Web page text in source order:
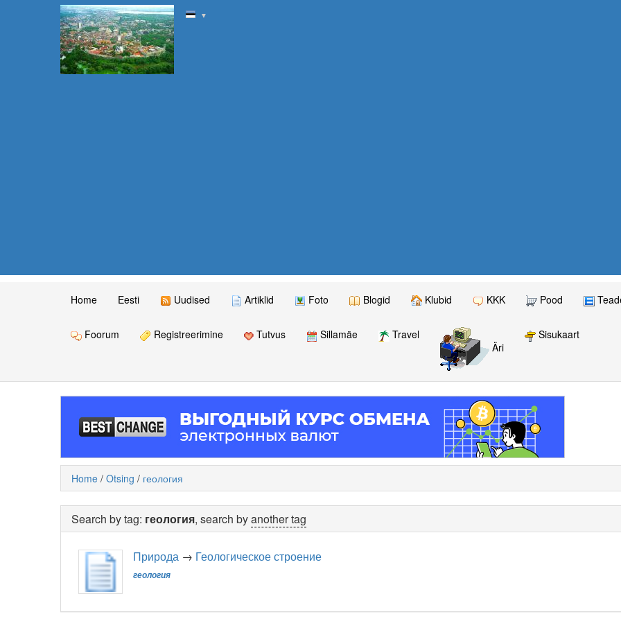
▼
Home Eesti Uudised Artiklid Foto Blogid Klubid KKK Pood
Foorum Registreerimine Tutvus Sillamäe
Travel
Äri
Sisukaart
Home / Otsing / геология
Search by tag: геология, search byanother tag
Природа → Геологическое строение
геология